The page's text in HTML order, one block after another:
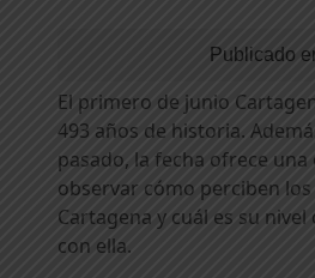
Publicado
El primero de junio
493 años de historia.
pasado, la fecha ofrece
observar cómo perciben
Cartagena y cuál es su
con ella.